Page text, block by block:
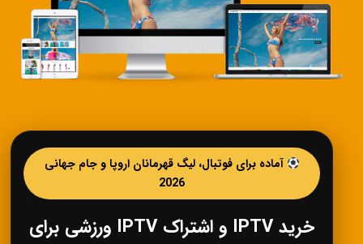
آماده برای فوتبال، لیگ قهرمانان اروپا و جام جهانی
2026
خرید IPTV و اشتراک IPTV ورزشی برای